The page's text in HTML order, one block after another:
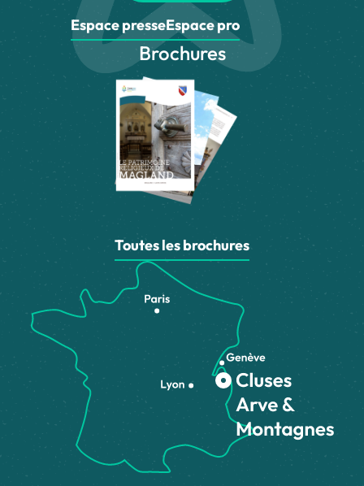
Espace presseEspace pro
Brochures
Toutes les brochures